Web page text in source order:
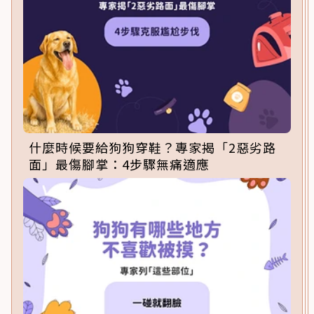
什麼時候要給狗狗穿鞋？專家揭「2惡劣路
面」最傷腳掌：4步驟無痛適應